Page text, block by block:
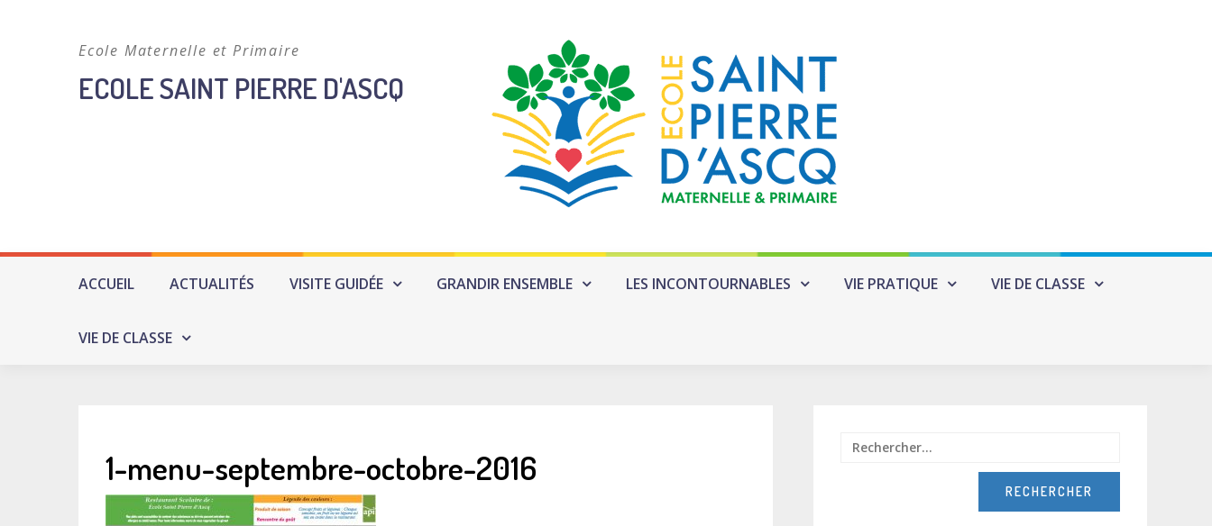
Ecole Maternelle et Primaire
ECOLE SAINT PIERRE D'ASCQ
ACCUEIL ACTUALITÉS VISITE GUIDÉE GRANDIR ENSEMBLE LES INCONTOURNABLES VIE PRATIQUE VIE DE CLASSE
VIE DE CLASSE
1-menu-septembre-octobre-2016